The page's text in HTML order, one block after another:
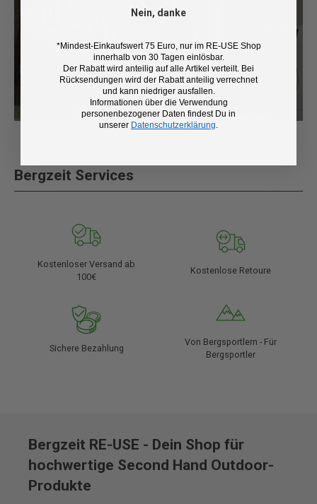
Pflegeanleitungen
PFLEGETIPPS ERHALTEN
Bergzeit Services
Kostenloser Versand ab
100€
Kostenlose Retoure
Sichere Bezahlung
Von Bergsportlern - Für
Bergsportler
Bergzeit RE-USE - Dein Shop für
hochwertige Second Hand Outdoor-
Produkte
Nein, danke
*Mindest-Einkaufswert 75 Euro, nur im RE-USE Shop
innerhalb von 30 Tagen einlösbar.
Der Rabatt wird anteilig auf alle Artikel verteilt. Bei
Rücksendungen wird der Rabatt anteilig verrechnet
und kann niedriger ausfallen.
Informationen über die Verwendung
personenbezogener Daten findest Du in
unserer Datenschutzerklärung